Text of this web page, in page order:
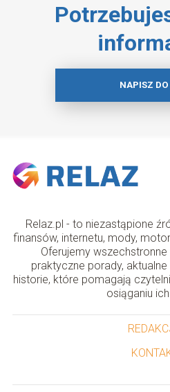
NAPISZ
Relaz.pl - to niezastąpione
finansów, internetu, mody,
Oferujemy
praktyczne porady,
historie, które pomagają
osiąganiu